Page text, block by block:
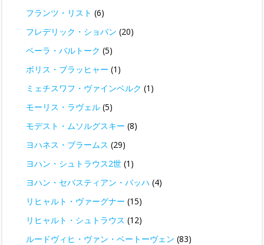
フランツ・リスト (6)
フレデリック・ショパン (20)
ベーラ・バルトーク (5)
ボリス・ブラッヒャー (1)
ミェチスワフ・ヴァインベルク (1)
モーリス・ラヴェル (5)
モデスト・ムソルグスキー (8)
ヨハネス・ブラームス (29)
ヨハン・シュトラウス2世 (1)
ヨハン・セバスティアン・バッハ (4)
リヒャルト・ヴァーグナー (15)
リヒャルト・シュトラウス (12)
ルードヴィヒ・ヴァン・ベートーヴェン (83)